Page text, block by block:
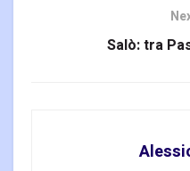
Salò: tra